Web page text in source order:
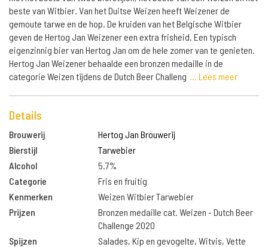
beste van Witbier. Van het Duitse Weizen heeft Weizener de
gemoute tarwe en de hop. De kruiden van het Belgische Witbier
geven de Hertog Jan Weizener een extra frisheid. Een typisch
eigenzinnig bier van Hertog Jan om de hele zomer van te genieten.
Hertog Jan Weizener behaalde een bronzen medaille in de
categorie Weizen tijdens de Dutch Beer Challeng
... Lees meer
Details
Brouwerij
Hertog Jan Brouwerij
Bierstijl
Tarwebier
Alcohol
5.7%
Categorie
Fris en fruitig
Kenmerken
Weizen Witbier Tarwebier
Prijzen
Bronzen medaille cat. Weizen - Dutch Beer
Challenge 2020
Spijzen
Salades, Kip en gevogelte, Witvis, Vette